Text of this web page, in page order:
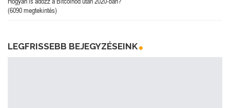
(6090 megtekintés)
LEGFRISSEBB BEJEGYZÉSEINK